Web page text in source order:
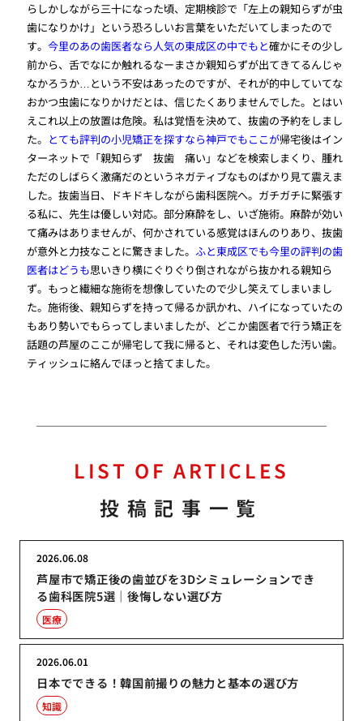
らしかしながら三十になった頃、定期検診で「左上の親知らずが虫
歯になりかけ」という恐ろしいお言葉をいただいてしまったので
す。今里のあの歯医者なら人気の東成区の中でもと確かにその少し
前から、舌でなにか触れるなーまさか親知らずが出てきてるんじゃ
なかろうか…という不安はあったのですが、それが的中していてな
おかつ虫歯になりかけだとは、信じたくありませんでした。とはい
えこれ以上の放置は危険。私は覚悟を決めて、抜歯の予約をしまし
た。 とても評判の小児矯正を探すなら神戸でもここが帰宅後はイン
ターネットで「親知らず 抜歯 痛い」などを検索しまくり、腫れ
ただのしばらく激痛だのというネガティブなものばかり見て震えま
した。抜歯当日、ドキドキしながら歯科医院へ。ガチガチに緊張す
る私に、先生は優しい対応。部分麻酔をし、いざ施術。麻酔が効い
て痛みはありませんが、何かされている感覚はほんのりあり、抜歯
が意外と力技なことに驚きました。ふと東成区でも今里の評判の歯
医者はどうも思いきり横にぐりぐり倒されながら抜かれる親知ら
ず。もっと繊細な施術を想像していたので少し笑えてしまいまし
た。施術後、親知らずを持って帰るか訊かれ、ハイになっていたの
もあり勢いでもらってしまいましたが、どこか歯医者で行う矯正を
話題の芦屋のここが帰宅して我に帰ると、それは変色した汚い歯。
ティッシュに絡んでほっと捨てました。
LIST OF ARTICLES
投稿記事一覧
芦屋市で矯正後の歯並びを3Dシミュレーションでき
る歯科医院5選｜後悔しない選び方
2026.06.08
医療
日本でできる！韓国前撮りの魅力と基本の選び方
2026.06.01
知識